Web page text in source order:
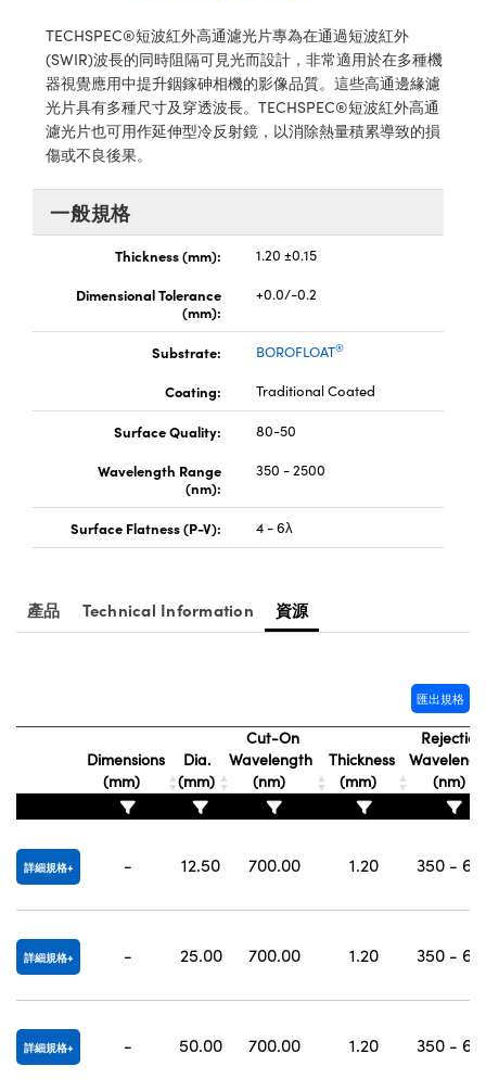
| 超快光學
Sputtering) Coated Optics |
濺鍍）鍍膜光學元件
Filters | 顯微鏡濾光片
Lenses | 變焦鏡頭模組
Targets | 顯微鏡標靶
Mechanics | 顯微鏡用結構件
and Couplers | 中繼鏡或耦合鏡
Microscopes | 袖珍顯微鏡
鏡
and Optomechanics |
Development Systems
Optical Company
(UFI)
TECHSPEC®短波紅外高通濾光片專為在通過短波紅外
(SWIR)波長的同時阻隔可見光而設計，非常適用於在多種機
器視覺應用中提升銦鎵砷相機的影像品質。這些高通邊緣濾
光片具有多種尺寸及穿透波長。TECHSPEC®短波紅外高通
濾光片也可用作延伸型冷反射鏡，以消除熱量積累導致的損
傷或不良後果。
一般規格
Thickness (mm):
1.20 ±0.15
Dimensional Tolerance
(mm):
+0.0/-0.2
Substrate: BOROFLOAT®
Coating: Traditional Coated
Surface Quality:
80-50
Wavelength Range
(nm):
350 - 2500
Surface Flatness (P-V): 4 - 6λ
產品 Technical Information 資源
匯出規格
Dimensions
(mm)
Dia.
(mm)
Cut-On
Wavelength
(nm)
Thickness
(mm)
Rejection
(nm)
詳細規格 - 12.50 700.00 1.20 350 -
詳細規格 - 25.00 700.00 1.20 350 -
詳細規格 - 50.00 700.00 1.20 350 -